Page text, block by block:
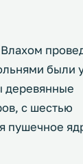
были
деревянные
с шестью
пушечное